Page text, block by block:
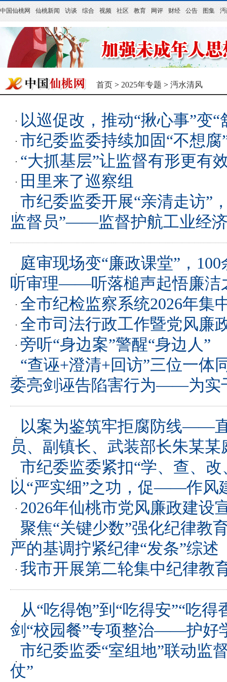
中国仙桃网 仙桃新闻 访谈 综合 视频 社区 教育 网评 财经 公告 图集
首页 > 2025年专题 > 沔水清风
以巡促改，推动“揪心事”变“
市纪委监委持续加固“不想腐
“大抓基层”让监督有形更有
田里来了巡察组
市纪委监委开展“亲清走访”
监督员”——监督护航工业经
庭审现场变“廉政课堂”，
听审理——听落槌声起悟廉洁
全市纪检监察系统2026年集
全市司法行政工作暨党风廉
旁听“身边案”警醒“身边人”
“查诬+澄清+回访”三位一体
委亮剑诬告陷害行为——为实
以案为鉴筑牢拒腐防线——
员、副镇长、武装部长朱某某
市纪委监委紧扣“学、查、
以“严实细”之功，促——作风
2026年仙桃市党风廉政建设
聚焦“关键少数”强化纪律
严的基调拧紧纪律“发条”综述
我市开展第二轮集中纪律教
从“吃得饱”到“吃得安”“吃
剑“校园餐”专项整治——护好
市纪委监委“室组地”联动监
仗”